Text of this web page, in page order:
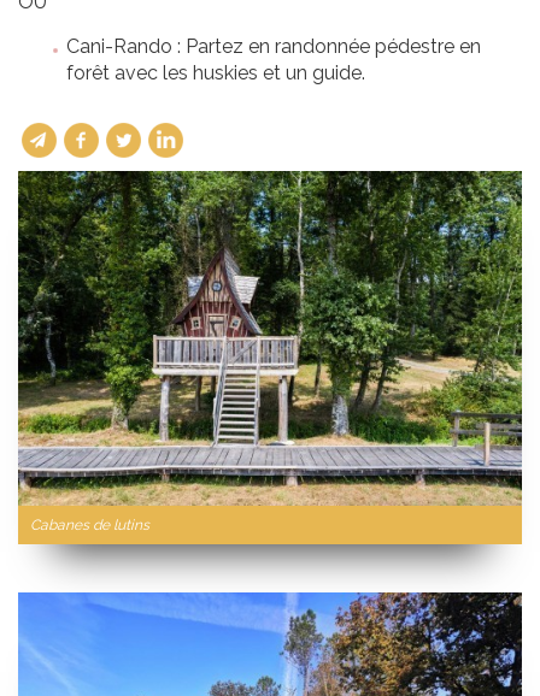
Cani-Rando : Partez en randonnée pédestre en
forêt avec les huskies et un guide.
Cabanes de lutins